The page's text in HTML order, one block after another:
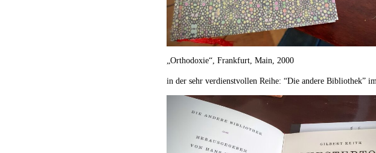
„Orthodoxie“, Frankfurt, Main, 2000
in der sehr verdienstvollen Reihe: “Die andere Bibliothek”